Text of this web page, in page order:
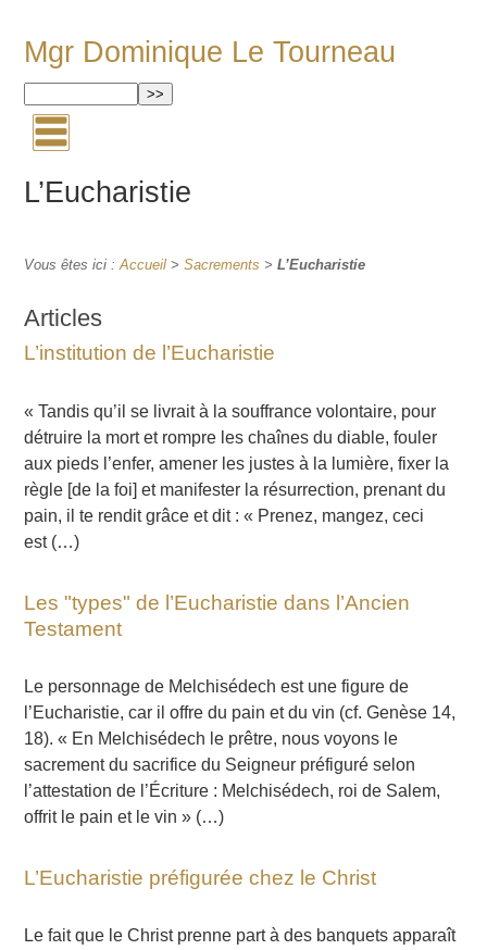
Mgr Dominique Le Tourneau
L’Eucharistie
Vous êtes ici :Accueil >Sacrements >L’Eucharistie
Articles
L’institution de l’Eucharistie
« Tandis qu’il se livrait à la souffrance volontaire, pour
détruire la mort et rompre les chaînes du diable, fouler
aux pieds l’enfer, amener les justes à la lumière, fixer la
règle [de la foi] et manifester la résurrection, prenant du
pain, il te rendit grâce et dit : « Prenez, mangez, ceci
est (…)
Les "types" de l’Eucharistie dans l’Ancien
Testament
Le personnage de Melchisédech est une figure de
l’Eucharistie, car il offre du pain et du vin (cf. Genèse 14,
18). « En Melchisédech le prêtre, nous voyons le
sacrement du sacrifice du Seigneur préfiguré selon
l’attestation de l’Écriture : Melchisédech, roi de Salem,
offrit le pain et le vin » (…)
L’Eucharistie préfigurée chez le Christ
Le fait que le Christ prenne part à des banquets apparaît